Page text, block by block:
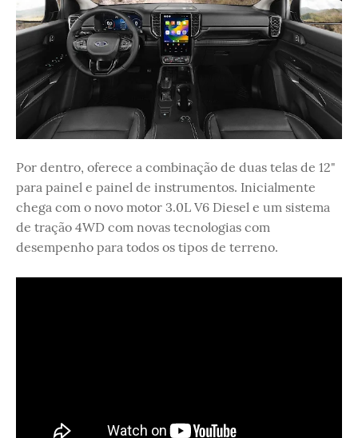
Por dentro, oferece a combinação de duas telas de 12"
para painel e painel de instrumentos. Inicialmente
chega com o novo motor 3.0L V6 Diesel e um sistema
de tração 4WD com novas tecnologias com
desempenho para todos os tipos de terreno.